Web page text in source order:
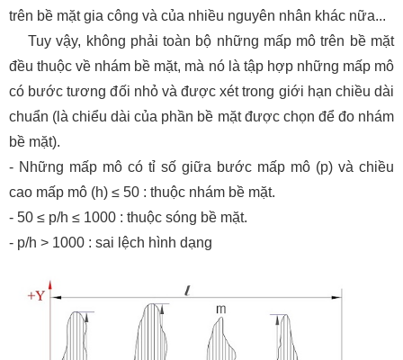
trên bề mặt gia công và của nhiều nguyên nhân khác nữa...
Tuy vậy, không phải toàn bộ những mấp mô trên bề mặt
đều thuộc về nhám bề mặt, mà nó là tập hợp những mấp mô
có bước tương đối nhỏ và được xét trong giới hạn chiều dài
chuẩn (là chiểu dài của phần bề mặt được chọn để đo nhám
bề mặt).
- Những mấp mô có tỉ số giữa bước mấp mô (p) và chiều
cao mấp mô (h) ≤ 50 : thuộc nhám bề mặt.
- 50 ≤ p/h ≤ 1000 : thuộc sóng bề mặt.
- p/h > 1000 : sai lệch hình dạng